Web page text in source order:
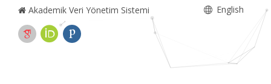
Akademik Veri Yönetim Sistemi English